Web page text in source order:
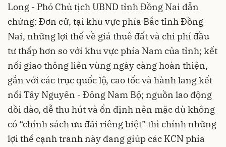
Long - Phó Chủ tịch UBND tỉnh Đồng Nai dẫn
chứng: Đơn cử, tại khu vực phía Bắc tỉnh Đồng
Nai, những lợi thế về giá thuê đất và chi phí đầu
tư thấp hơn so với khu vực phía Nam của tỉnh; kết
nối giao thông liên vùng ngày càng hoàn thiện,
gắn với các trục quốc lộ, cao tốc và hành lang kết
nối Tây Nguyên - Đông Nam Bộ; nguồn lao động
dồi dào, dễ thu hút và ổn định nên mặc dù không
có “chính sách ưu đãi riêng biệt” thì chính những
lợi thế cạnh tranh này đang giúp các KCN phía